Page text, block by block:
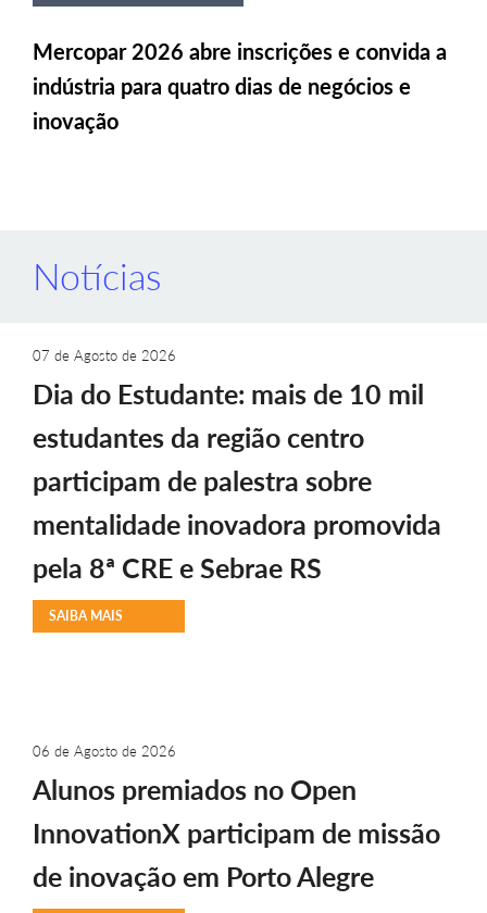
Mercopar 2026 abre inscrições e convida a
indústria para quatro dias de negócios e
inovação
Notícias
07 de Agosto de 2026
Dia do Estudante: mais de 10 mil
estudantes da região centro
participam de palestra sobre
mentalidade inovadora promovida
pela 8ª CRE e Sebrae RS
SAIBA MAIS
06 de Agosto de 2026
Alunos premiados no Open
InnovationX participam de missão
de inovação em Porto Alegre